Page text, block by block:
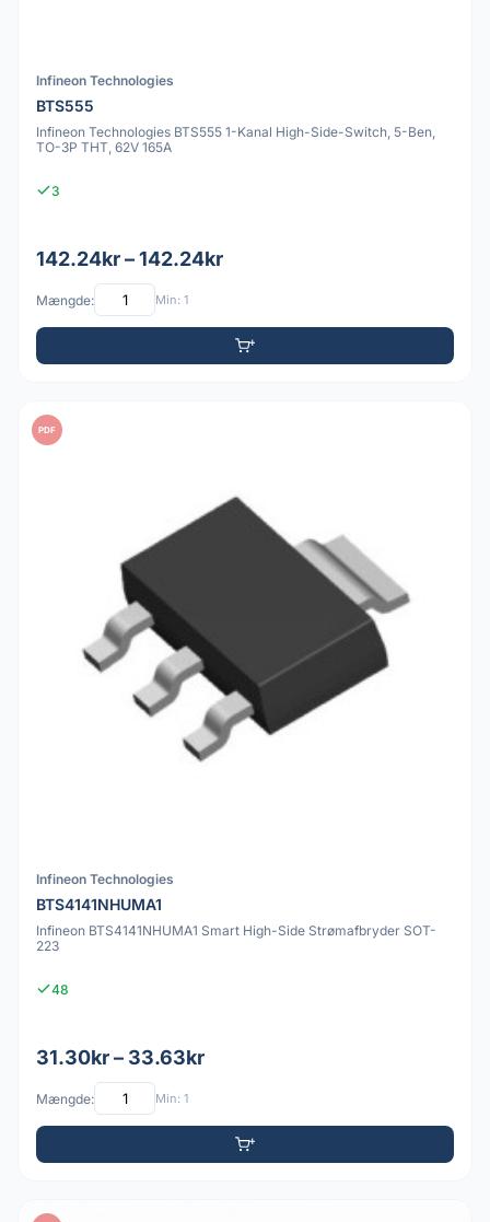
Infineon Technologies
BTS555
Infineon Technologies BTS555 1-Kanal High-Side-Switch, 5-Ben,
TO-3P THT, 62V 165A
3
142.24kr – 142.24kr
Mængde: Min: 1
PDF
Infineon Technologies
BTS4141NHUMA1
Infineon BTS4141NHUMA1 Smart High-Side Strømafbryder SOT-
223
48
31.30kr – 33.63kr
Mængde: Min: 1